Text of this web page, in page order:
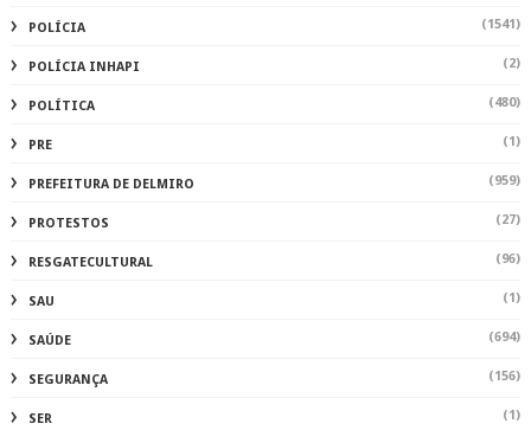
POLÍCIA (1541)
POLÍCIA INHAPI (2)
POLÍTICA (480)
PRE (1)
PREFEITURA DE DELMIRO (959)
PROTESTOS (27)
RESGATECULTURAL (96)
SAU (1)
SAÚDE (694)
SEGURANÇA (156)
SER (1)